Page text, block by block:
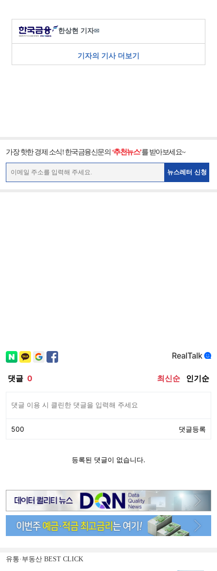
한상현 기자✉
기자의 기사 더보기
가장 핫한 경제 소식! 한국금융신문의 ‘추천뉴스’를 받아보세요~
뉴스레터 신청
유통·부동산 BEST CLICK